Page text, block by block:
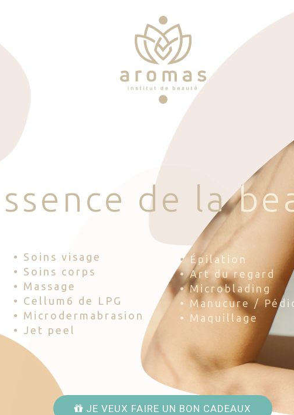
sse nce d e la be
• Soins visage
• Soins corps
• Massage
• Cellum6 de LPG
• Microdermabrasion
• Jet peel
• Épilation
• Art du regard
• Microblading
• Manucure /
• Maquillage
JE VEUX FAIRE UN BON CADEAUX